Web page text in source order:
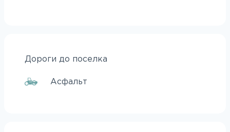
Дороги до поселка
Асфальт